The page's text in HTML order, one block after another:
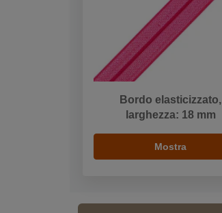
Bordo elasticizzato,
larghezza: 18 mm
Mostra